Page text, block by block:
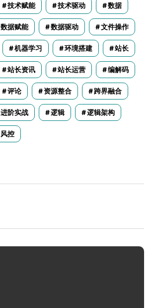
技术赋能 技术驱动 数据
数据赋能 数据驱动 文件操作
机器学习 环境搭建 站长
站长资讯 站长运营 编解码
评论 资源整合 跨界融合
进阶实战 逻辑 逻辑架构
风控